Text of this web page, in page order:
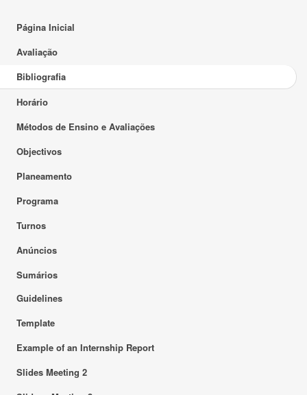
Página Inicial
Avaliação
Bibliografia
Horário
Métodos de Ensino e Avaliações
Objectivos
Planeamento
Programa
Turnos
Anúncios
Sumários
Guidelines
Template
Example of an Internship Report
Slides Meeting 2